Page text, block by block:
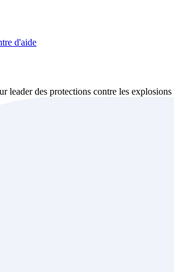
d'aide
leader des protections contre les explosions